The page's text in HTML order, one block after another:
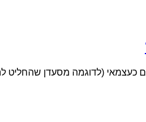
(לדוגמה מסעדן שהחליט